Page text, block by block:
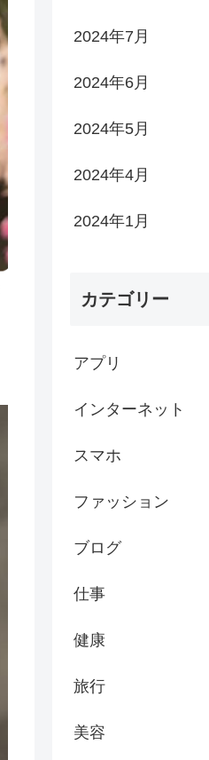
2024年7月
2024年6月
2024年5月
2024年4月
2024年1月
カテゴリー
アプリ
インターネット
スマホ
ファッション
ブログ
仕事
健康
旅行
美容